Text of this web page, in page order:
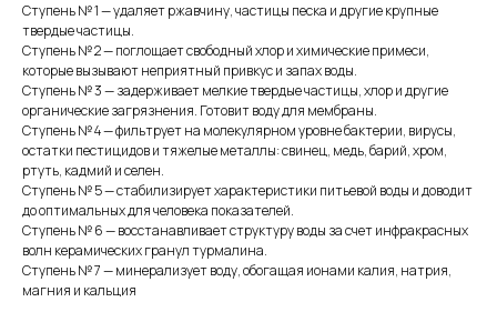
Ступень № 1 — удаляет ржавчину, частицы песка и другие крупные
твердые частицы.
Ступень № 2 — поглощает свободный хлор и химические примеси,
которые вызывают неприятный привкус и запах воды.
Ступень № 3 — задерживает мелкие твердые частицы, хлор и другие
органические загрязнения. Готовит воду для мембраны.
Ступень № 4 — фильтрует на молекулярном уровне бактерии, вирусы,
остатки пестицидов и тяжелые металлы: свинец, медь, барий, хром,
ртуть, кадмий и селен.
Ступень № 5 — стабилизирует характеристики питьевой воды и доводит
до оптимальных для человека показателей.
Ступень № 6 — восстанавливает структуру воды за счет инфракрасных
волн керамических гранул турмалина.
Ступень № 7 — минерализует воду, обогащая ионами калия, натрия,
магния и кальция